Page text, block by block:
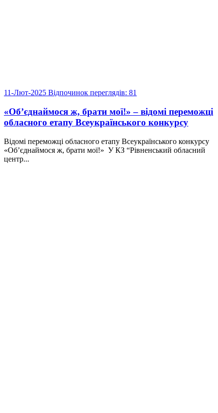
11-Лют-2025 Відпочинок переглядів: 81
«Об’єднаймося ж, брати мої!» – відомі переможці
обласного етапу Всеукраїнського конкурсу
Відомі переможці обласного етапу Всеукраїнського конкурсу
«Об’єднаймося ж, брати мої!» У КЗ “Рівненський обласний
центр...